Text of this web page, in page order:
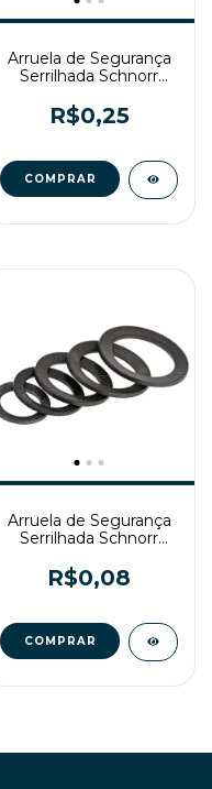
Arruela de Segurança
Serrilhada Schnorr
R$0,25
Arruela de Segurança
Serrilhada Schnorr
R$0,08